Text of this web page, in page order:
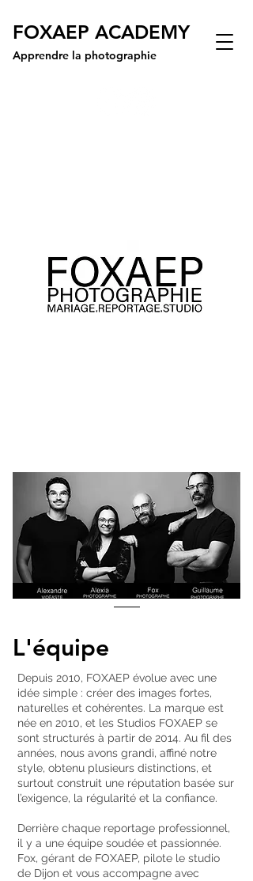
FOXAEP ACADEMY
Apprendre la photographie
L'équipe
Depuis 2010, FOXAEP évolue avec une
idée simple : créer des images fortes,
naturelles et cohérentes. La marque est
née en 2010, et les Studios FOXAEP se
sont structurés à partir de 2014. Au fil des
années, nous avons grandi, affiné notre
style, obtenu plusieurs distinctions, et
surtout construit une réputation basée sur
l’exigence, la régularité et la confiance.
Derrière chaque reportage professionnel,
il y a une équipe soudée et passionnée.
Fox, gérant de FOXAEP, pilote le studio
de Dijon et vous accompagne avec